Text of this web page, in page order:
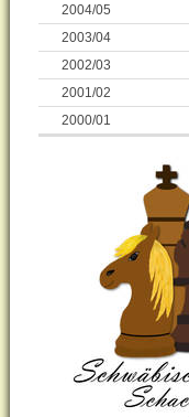
2004/05
2003/04
2002/03
2001/02
2000/01